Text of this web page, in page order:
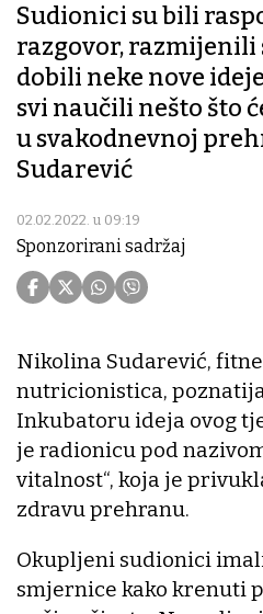
Sudionici su bili
razgovor, razmijenili
dobili neke nove
svi naučili nešto što
u svakodnevnoj
Sudarević
02.02.2022. u 09:19
Sponzorirani sadržaj
Nikolina Sudarević,
nutricionistica,
Inkubatoru ideja ovog
je radionicu pod
vitalnost“, koja je
zdravu prehranu.
Okupljeni sudionici
smjernice kako krenuti